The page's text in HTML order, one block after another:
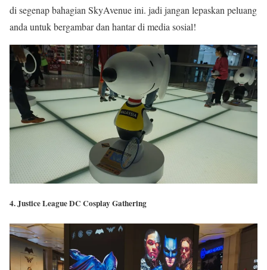
di segenap bahagian SkyAvenue ini. jadi jangan lepaskan peluang
anda untuk bergambar dan hantar di media sosial!
4. Justice League DC Cosplay Gathering